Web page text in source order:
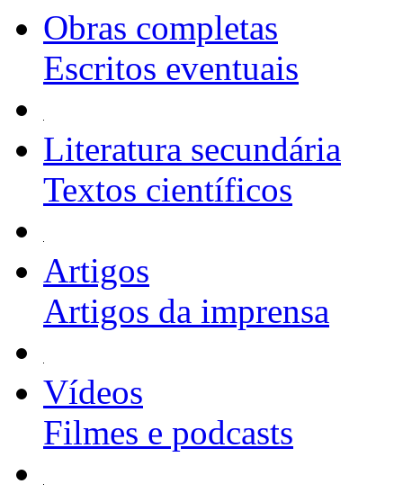
Obras completas
Escritos eventuais
Literatura secundária
Textos científicos
Artigos
Artigos da imprensa
Vídeos
Filmes e podcasts